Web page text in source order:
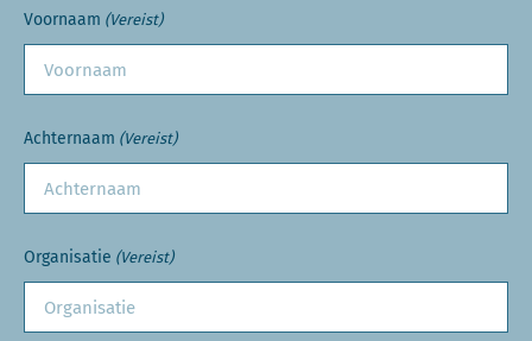
Voornaam (Vereist)
Achternaam (Vereist)
Organisatie (Vereist)